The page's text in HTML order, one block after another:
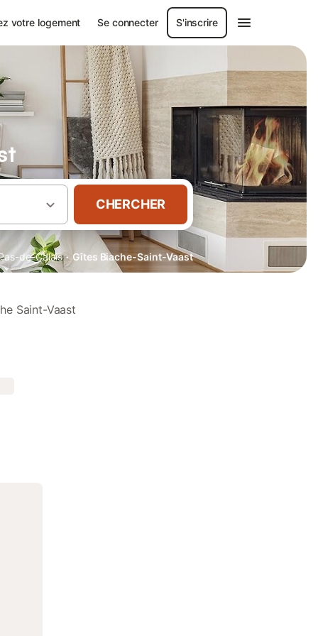
votre logement Se connecter S'inscrire
CHERCHER
de-Calais · Gîtes Biache-Saint-Vaast
Saint-Vaast